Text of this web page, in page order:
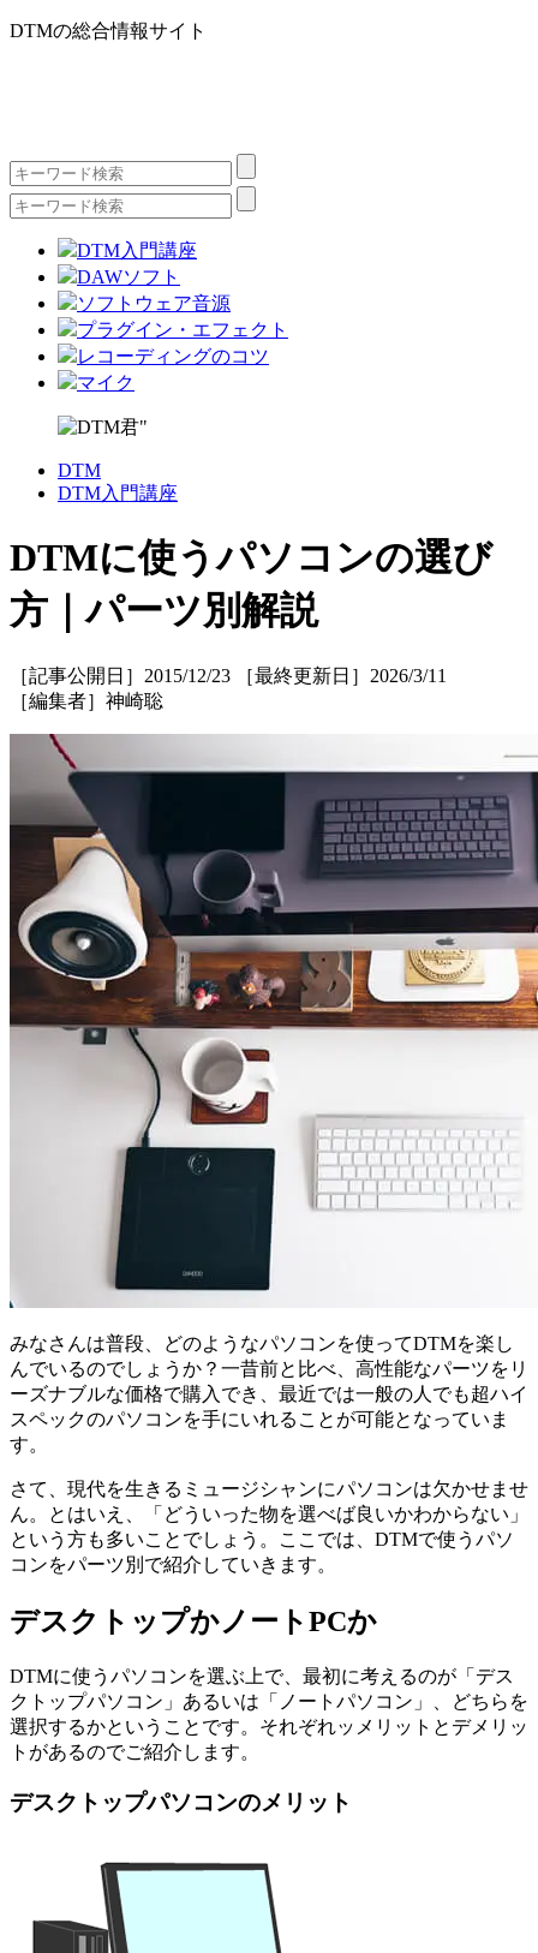
DTMの総合情報サイト
DTM入門講座
DAWソフト
ソフトウェア音源
プラグイン・エフェクト
レコーディングのコツ
マイク
DTM
DTM入門講座
DTMに使うパソコンの選び
方｜パーツ別解説
［記事公開日］2015/12/23 ［最終更新日］2026/3/11
［編集者］神崎聡
みなさんは普段、どのようなパソコンを使ってDTMを楽し
んでいるのでしょうか？一昔前と比べ、高性能なパーツをリ
ーズナブルな価格で購入でき、最近では一般の人でも超ハイ
スペックのパソコンを手にいれることが可能となっていま
す。
さて、現代を生きるミュージシャンにパソコンは欠かせませ
ん。とはいえ、「どういった物を選べば良いかわからない」
という方も多いことでしょう。ここでは、DTMで使うパソ
コンをパーツ別で紹介していきます。
デスクトップかノートPCか
DTMに使うパソコンを選ぶ上で、最初に考えるのが「デス
クトップパソコン」あるいは「ノートパソコン」、どちらを
選択するかということです。それぞれッメリットとデメリッ
トがあるのでご紹介します。
デスクトップパソコンのメリット